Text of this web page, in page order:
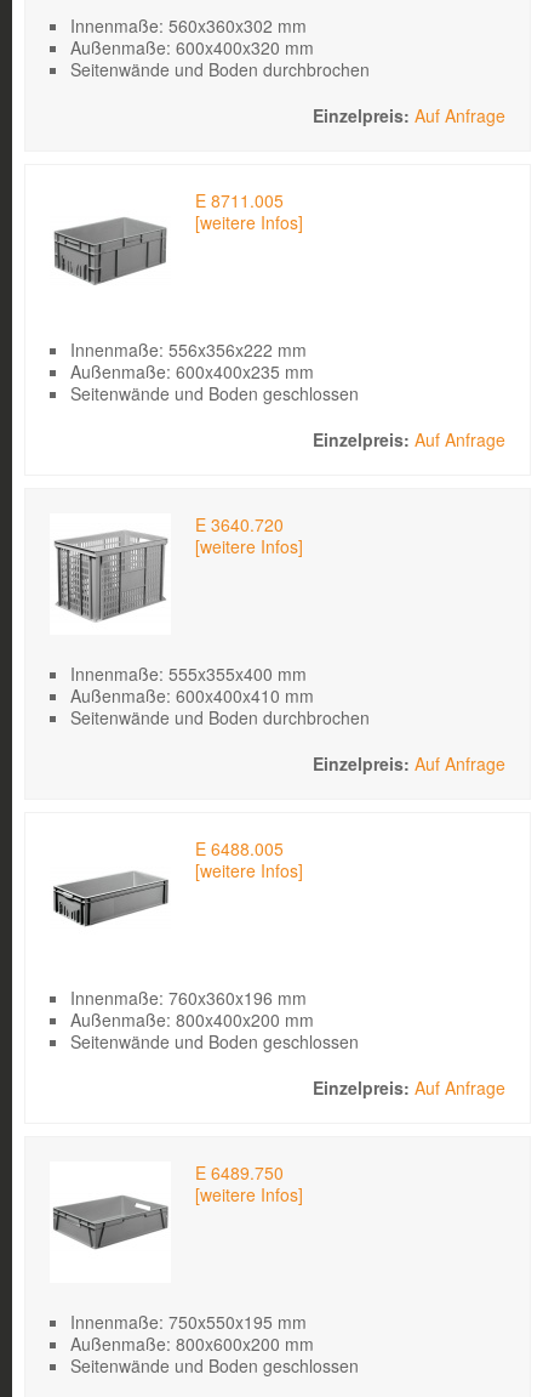
Innenmaße: 560x360x302 mm
Außenmaße: 600x400x320 mm
Seitenwände und Boden durchbrochen
Auf Anfrage
E 8711.005
[weitere Infos]
Innenmaße: 556x356x222 mm
Außenmaße: 600x400x235 mm
Seitenwände und Boden geschlossen
Auf Anfrage
E 3640.720
[weitere Infos]
Innenmaße: 555x355x400 mm
Außenmaße: 600x400x410 mm
Seitenwände und Boden durchbrochen
Auf Anfrage
E 6488.005
[weitere Infos]
Innenmaße: 760x360x196 mm
Außenmaße: 800x400x200 mm
Seitenwände und Boden geschlossen
Auf Anfrage
E 6489.750
[weitere Infos]
Innenmaße: 750x550x195 mm
Außenmaße: 800x600x200 mm
Seitenwände und Boden geschlossen